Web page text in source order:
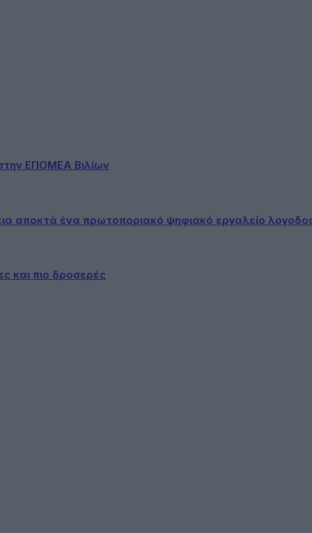
ΕΠΟΜΕΑ Βιλίων
αποκτά ένα πρωτοποριακό ψηφιακό εργαλείο
και πιο δροσερές